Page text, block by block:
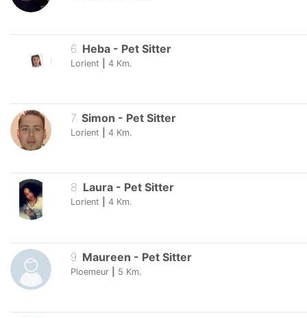
6. Heba - Pet Sitter
Lorient 4 Km.
7. Simon - Pet Sitter
Lorient 4 Km.
8. Laura - Pet Sitter
Lorient 4 Km.
9 Maureen - Pet Sitter
Ploemeur 5 Km.